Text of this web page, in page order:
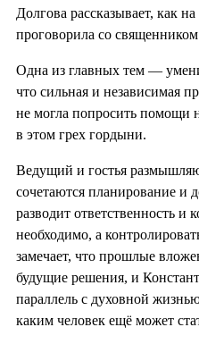
Долгова рассказывает, как
проговорила со
Одна из главных тем —
что сильная и независимая
не могла попросить помощи
в этом грех гордыни.
Ведущий и гостья
сочетаются планирование и
разводит ответственность и
необходимо, а
замечает, что прошлые
будущие решения, и
параллель с духовной
каким человек ещё может